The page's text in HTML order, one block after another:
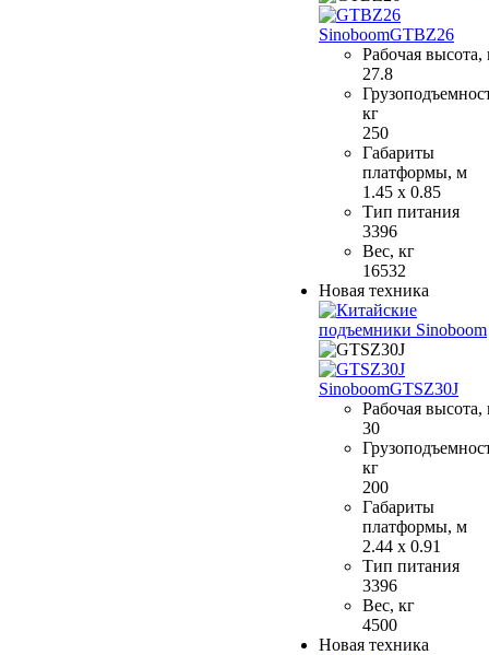
SinoboomGTBZ26
Рабочая высота,
27.8
кг
250
Габариты
платформы, м
1.45 x 0.85
Тип питания
3396
Вес, кг
16532
Новая техника
SinoboomGTSZ30J
Рабочая высота,
30
кг
200
Габариты
платформы, м
2.44 x 0.91
Тип питания
3396
Вес, кг
4500
Новая техника